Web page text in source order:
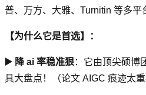
普、万方、大雅、Turnitin 等多平
【为什么它是首选】：
▶️ 降 ai 率稳准狠：它由顶尖硕博
具大盘点！（论文 AIGC 痕迹太